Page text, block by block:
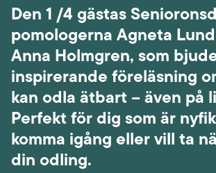
Den 1 /4 gästas
pomologerna Agneta
Anna Holmgren, som
inspirerande föreläsning
kan odla ätbart – även på
Perfekt för dig som är
komma igång eller vill ta
din odling.